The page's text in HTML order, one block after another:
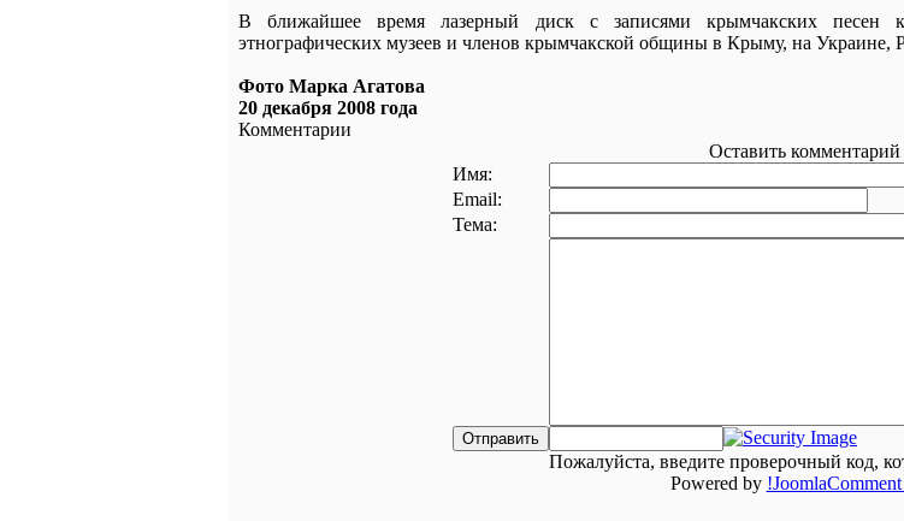
В ближайшее время лазерный диск с записями крымчакских песен
этнографических музеев и членов крымчакской общины в Крыму, на
Фото Марка Агатова
20 декабря 2008 года
Комментарии
Оставить комментарий
Имя:
Email:
Тема:
Пожалуйста, введите проверочный код,
Powered by